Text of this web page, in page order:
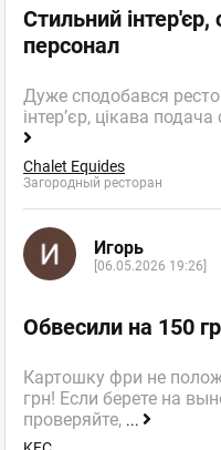
Стильний
персонал
Дуже сподобався
інтер’єр, цікава
Chalet Equides
Загородный ресторан
Игорь
[06.05.2026 19:26]
Обвесили на 150
Картошку фри не
грн! Если берете на
проверяйте, ...